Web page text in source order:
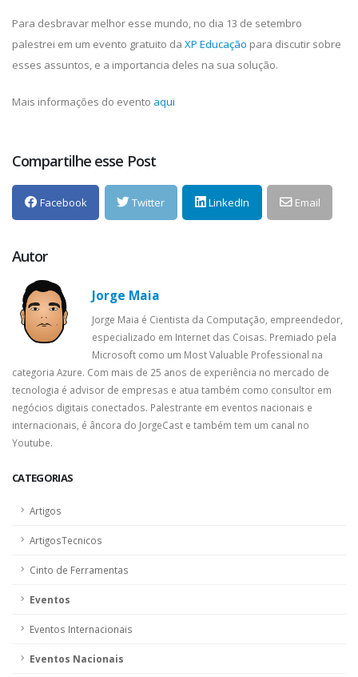
CATEGORIAS
Artigos
ArtigosTecnicos
Cinto de Ferramentas
Eventos
Eventos Internacionais
Eventos Nacionais
Para desbravar melhor esse mundo, no dia 13 de setembro
palestrei em um evento gratuito da XP Educação para discutir sobre
esses assuntos, e a importancia deles na sua solução.
Mais informações do evento aqui
Compartilhe esse Post
Facebook Twitter LinkedIn Email
Autor
Jorge Maia
Jorge Maia é Cientista da Computação, empreendedor,
especializado em Internet das Coisas. Premiado pela
Microsoft como um Most Valuable Professional na
categoria Azure. Com mais de 25 anos de experiência no mercado de
tecnologia é advisor de empresas e atua também como consultor em
negócios digitais conectados. Palestrante em eventos nacionais e
internacionais, é âncora do JorgeCast e também tem um canal no
Youtube.